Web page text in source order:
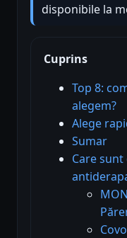
disponibile la
Cuprins
Top 8:
alegem?
Alege
Sumar
Care